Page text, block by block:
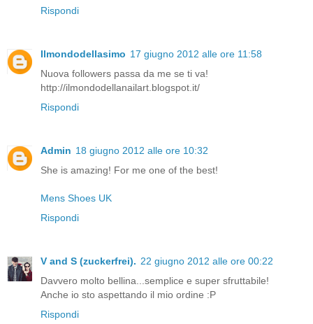
Rispondi
Ilmondodellasimo 17 giugno 2012 alle ore 11:58
Nuova followers passa da me se ti va!
http://ilmondodellanailart.blogspot.it/
Rispondi
Admin 18 giugno 2012 alle ore 10:32
She is amazing! For me one of the best!
Mens Shoes UK
Rispondi
V and S (zuckerfrei). 22 giugno 2012 alle ore 00:22
Davvero molto bellina...semplice e super sfruttabile!
Anche io sto aspettando il mio ordine :P
Rispondi